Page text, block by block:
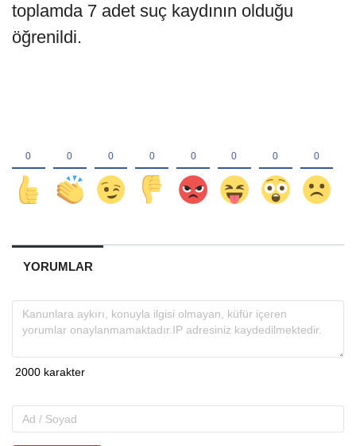
toplamda 7 adet suç kaydının olduğu
öğrenildi.
YORUMLAR